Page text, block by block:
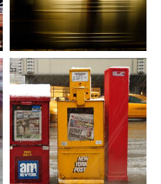
12_fran_simo_0072__KSC4477_Str
eet-photography-street-
portraits.es.jpg
14_fran_simo_0040_HSC_5223.es.
jpg